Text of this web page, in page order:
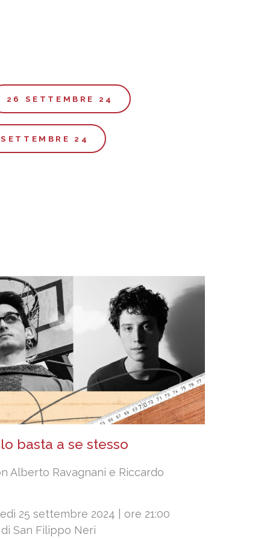
26 SETTEMBRE 24
24
basta a se stesso
Alberto Ravagnani e Riccardo
25 settembre 2024 | ore 21:00
San Filippo Neri